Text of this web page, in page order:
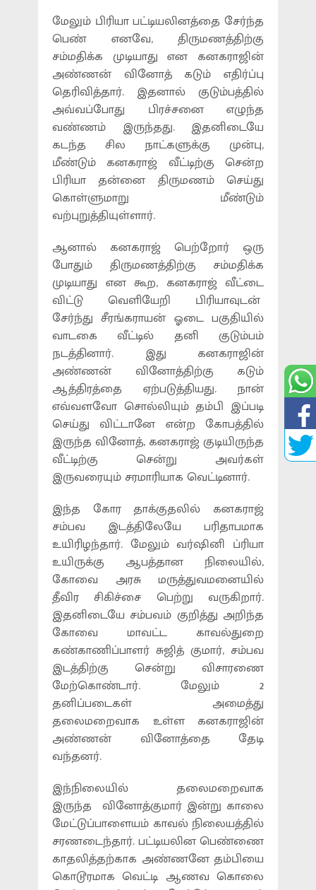
மேலும் பிரியா பட்டியலினத்தை சேர்ந்த
பெண் எனவே, திருமணத்திற்கு
சம்மதிக்க முடியாது என கனகராஜின்
அண்ணன் வினோத் கடும் எதிர்ப்பு
தெரிவித்தார். இதனால் குடும்பத்தில்
அவ்வப்போது பிரச்சனை எழுந்த
வண்ணம் இருந்தது. இதனிடையே
கடந்த சில நாட்களுக்கு முன்பு,
மீண்டும் கனகராஜ் வீட்டிற்கு சென்ற
பிரியா தன்னை திருமணம் செய்து
கொள்ளுமாறு மீண்டும்
வற்புறுத்தியுள்ளார்.
ஆனால் கனகராஜ் பெற்றோர் ஒரு
போதும் திருமணத்திற்கு சம்மதிக்க
முடியாது என கூற, கனகராஜ் வீட்டை
விட்டு வெளியேறி பிரியாவுடன்
சேர்ந்து சீரங்கராயன் ஓடை பகுதியில்
வாடகை வீட்டில் தனி குடும்பம்
நடத்தினார். இது கனகராஜின்
அண்ணன் வினோத்திற்கு கடும்
ஆத்திரத்தை ஏற்படுத்தியது. நான்
எவ்வளவோ சொல்லியும் தம்பி இப்படி
செய்து விட்டானே என்ற கோபத்தில்
இருந்த வினோத், கனகராஜ் குடியிருந்த
வீட்டிற்கு சென்று அவர்கள்
இருவரையும் சரமாரியாக வெட்டினார்.
இந்த கோர தாக்குதலில் கனகராஜ்
சம்பவ இடத்திலேயே பரிதாபமாக
உயிரிழந்தார். மேலும் வர்ஷினி ப்ரியா
உயிருக்கு ஆபத்தான நிலையில்,
கோவை அரசு மருத்துவமனையில்
தீவிர சிகிச்சை பெற்று வருகிறார்.
இதனிடையே சம்பவம் குறித்து அறிந்த
கோவை மாவட்ட காவல்துறை
கண்காணிப்பாளர் சுஜித் குமார், சம்பவ
இடத்திற்கு சென்று விசாரணை
மேற்கொண்டார். மேலும் 2
தனிப்படைகள் அமைத்து
தலைமறைவாக உள்ள கனகராஜின்
அண்ணன் வினோத்தை தேடி
வந்தனர்.
இந்நிலையில் தலைமறைவாக
இருந்த வினோத்குமார் இன்று காலை
மேட்டுப்பாளையம் காவல் நிலையத்தில்
சரணடைந்தார். பட்டியலின பெண்ணை
காதலித்தற்காக அண்ணனே தம்பியை
கொடூரமாக வெட்டி ஆணவ கொலை